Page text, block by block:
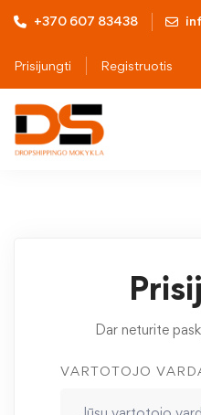
+370 607 83438
Prisijungti Registruotis
Dar neturite
VARTOTOJO